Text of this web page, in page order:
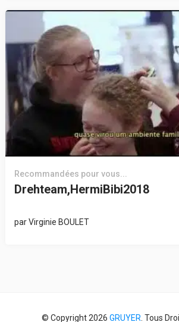
Recommandées pour vous...
Drehteam,HermiBibi2018
parVirginie BOULET
© Copyright 2026 GRUYER . Tous